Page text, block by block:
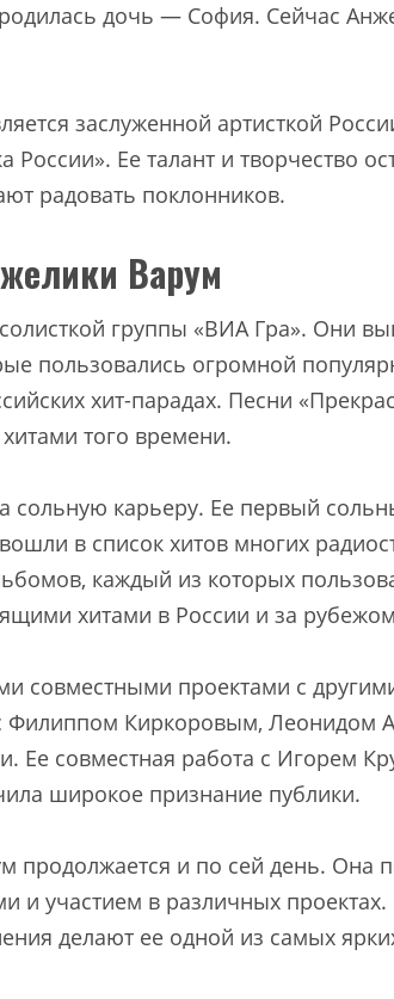
дочь — София. Сейчас
заслуженной артисткой
Ее талант и творчество
радовать поклонников.
Варум
группы «ВИА Гра». Они
пользовались огромной
хит-парадах. Песни
того времени.
сольную карьеру. Ее первый
в список хитов многих
каждый из которых
хитами в России и за
совместными проектами с
Филиппом Киркоровым, Леонидом
совместная работа с Игорем
широкое признание публики.
продолжается и по сей день. Она
и участием в различных
делают ее одной из самых